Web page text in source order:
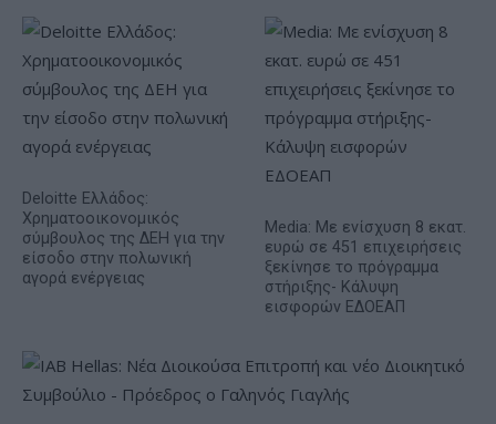
Deloitte Ελλάδος:
Χρηματοοικονομικός
σύμβουλος της ΔΕΗ για την
είσοδο στην πολωνική
αγορά ενέργειας
Media: Με ενίσχυση 8 εκατ.
ευρώ σε 451 επιχειρήσεις
ξεκίνησε το πρόγραμμα
στήριξης- Κάλυψη
εισφορών ΕΔΟΕΑΠ